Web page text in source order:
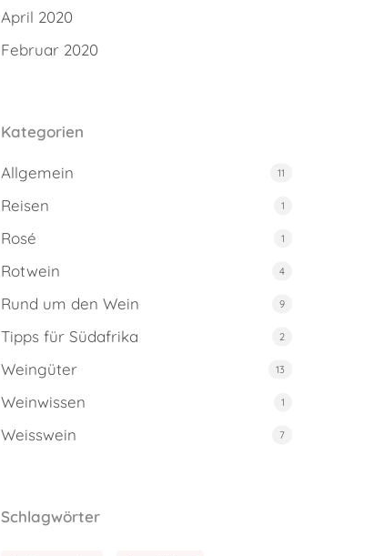
April 2020
Februar 2020
Kategorien
Allgemein 11
Reisen 1
Rosé 1
Rotwein 4
Rund um den Wein 9
Tipps für Südafrika 2
Weingüter 13
Weinwissen 1
Weisswein 7
Schlagwörter